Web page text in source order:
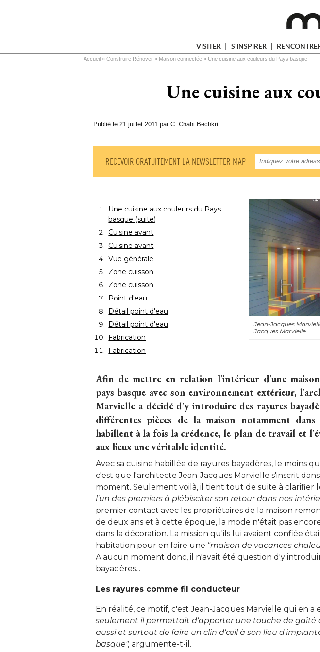
VISITER S'INSPIRER
Vous êtes ici
Accueil » Construire Rénover » Maison connectée » Une cuisine aux couleurs du Pays basque
Une cuisine aux
Publié le 21 juillet 2011 par C. Chahi Bechkri
RECEVOIR GRATUITEMENT LA NEWSLETTER MAP
Jean-Jacques
Jacques Marvielle
Une cuisine aux couleurs du Pays
basque (suite)
Cuisine avant
Cuisine avant
Vue générale
Zone cuisson
Zone cuisson
Point d'eau
Détail point d'eau
Détail point d'eau
Fabrication
Fabrication
Afin de mettre en relation l'intérieur d'une
pays basque avec son environnement extérieur,
Marvielle a décidé d'y introduire des rayures
différentes pièces de la maison notamment
habillent à la fois la crédence, le plan de travail et
aux lieux une véritable identité.
Avec sa cuisine habillée de rayures bayadères, le moins
c'est que l'architecte Jean-Jacques Marvielle s'inscrit
moment. Seulement voilà, il tient tout de suite à clarifier
l'un des premiers à plébisciter son retour dans nos
premier contact avec les propriétaires de la maison
de deux ans et à cette époque, la mode n'était pas
dans la décoration. La mission qu'ils lui avaient confiée
habitation pour en faire une "maison de vacances
A aucun moment donc, il n'avait été question d'y
bayadères...
Les rayures comme fil conducteur
En réalité, ce motif, c'est Jean-Jacques Marvielle qui en a
seulement il permettait d'apporter une touche de gaîté
aussi et surtout de faire un clin d'œil à son lieu
basque", argumente-t-il.